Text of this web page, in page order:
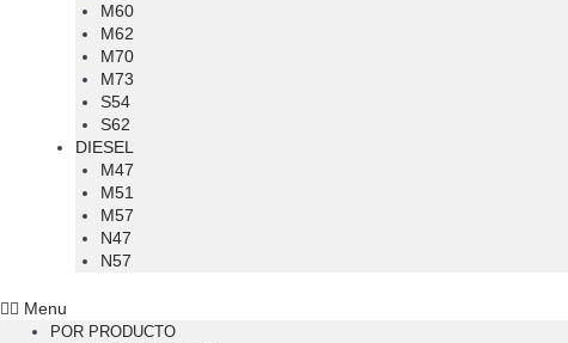
M60
M62
M70
M73
S54
S62
DIESEL
M47
M51
M57
N47
N57
Menu
POR PRODUCTO